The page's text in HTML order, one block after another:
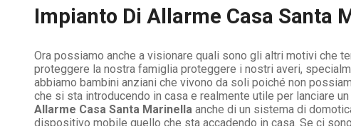
Impianto Di Allarme Casa Santa
Ora possiamo anche a visionare quali sono gli altri motivi che
proteggere la nostra famiglia proteggere i nostri averi,
abbiamo bambini anziani che vivono da soli poiché non
che si sta introducendo in casa e realmente utile per lanciare
Allarme Casa Santa Marinella anche di un sistema di
dispositivo mobile quello che sta accadendo in casa. Se ci